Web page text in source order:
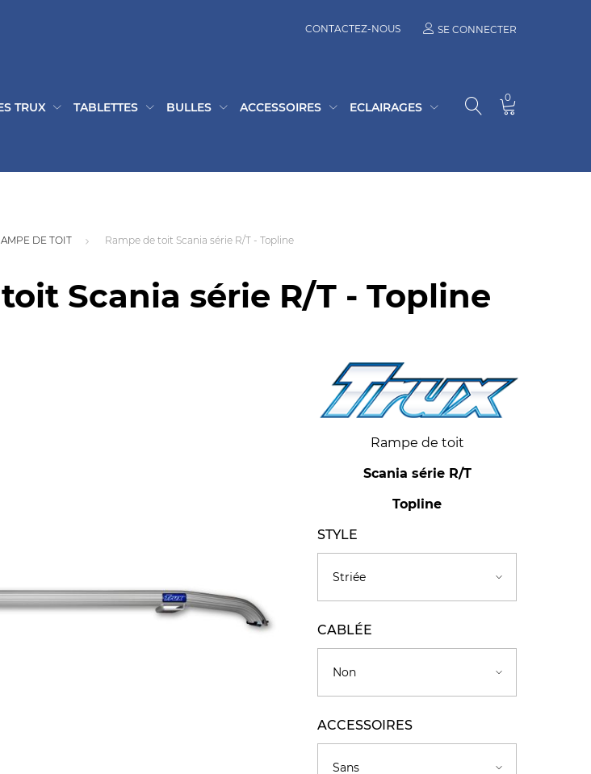
CONTACTEZ-NOUS SE CONNECTER
0
TRUX TABLETTES BULLES ACCESSOIRES ECLAIRAGES
DE TOIT Rampe de toit Scania série R/T - Topline
Scania série R/T - Topline
Rampe de toit
Scania série R/T
Topline
STYLE
CABLÉE
ACCESSOIRES